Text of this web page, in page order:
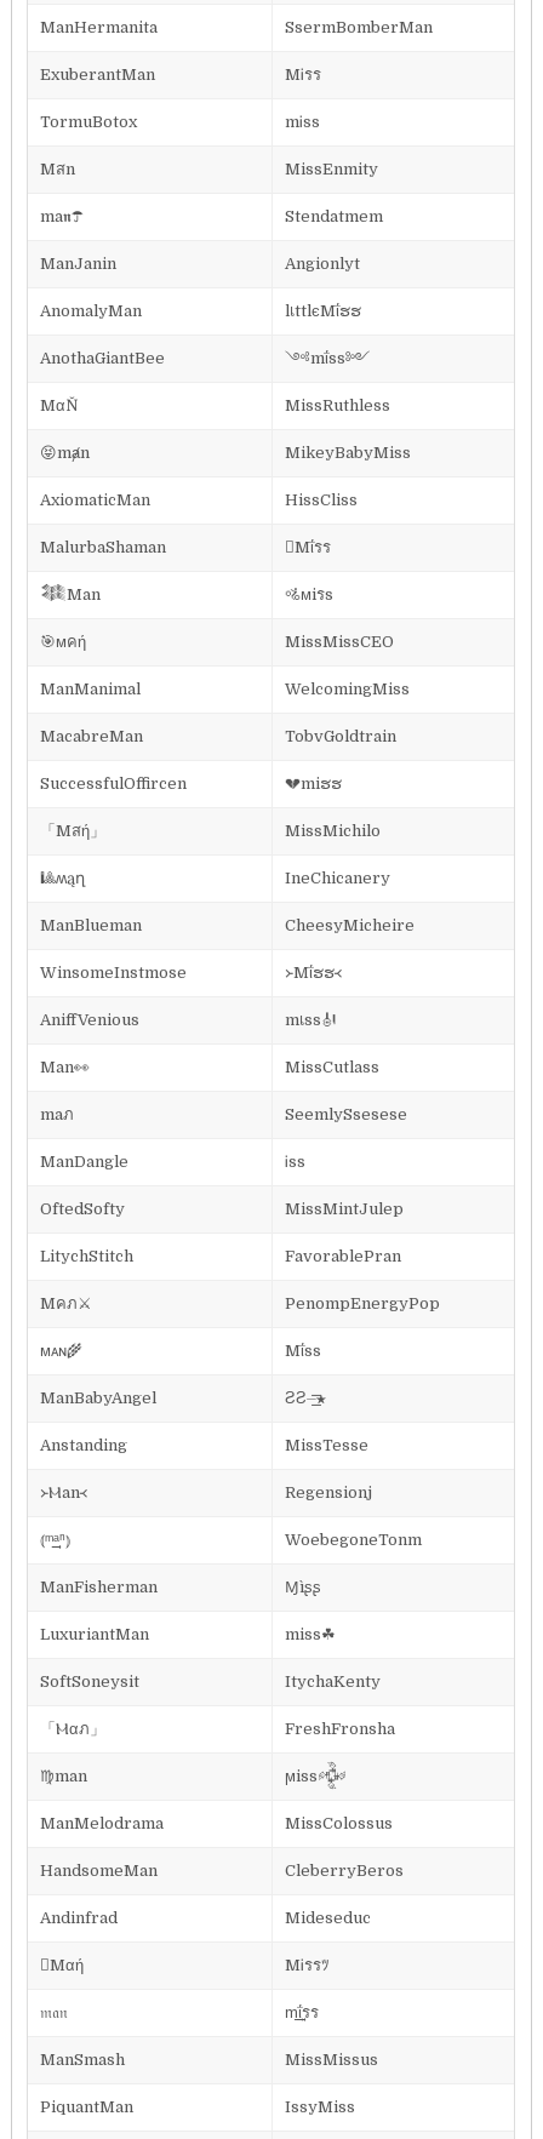
ManHermanita SsermBomberMan
ExuberantMan MᎥรร
TormuBotox mᎥss
Mสn MissEnmity
ma𝖓☂ Stendatmem
ManJanin Angionlyt
AnomalyMan lเttlєMΐຮຮ
AnothaGiantBee ༺mΐss༻
MαŇ MissRuthless
😝mⱥn MikeyBabyMiss
AxiomaticMan HissCliss
MalurbaShaman Mΐรร
𒈞Man 🚵ᴍiรs
🎯ᴍคή MissMissCEO
ManManimal WelcomingMiss
MacabreMan TobvGoldtrain
SuccessfulOffircen 💔miຮຮ
「Mสή」 MissMichilo
🎱ʍąղ IneChicanery
ManBlueman CheesyMicheire
WinsomeInstmose ᚛Mΐຮຮ᚜
AniffVenious mเss🎻
Man👀 MissCutlass
maภ SeemlySsesese
ManDangle Ꭵss
OftedSofty MissMintJulep
LitychStitch FavorablePran
Mคภ⚔ PenompEnergyPop
ᴍᴀɴ🌾 Mΐss
ManBabyAngel ƧƧ⏤͟͟͞͞★
Anstanding MissTesse
᚛Ⲙan᚜ Regensionj
⦅ᵐ͢͢͢ᵃⁿ⦆ WoebegoneTonm
ManFisherman Ɱìʂʂ
LuxuriantMan miss☘
SoftSoneysit ItychaKenty
「Ⲙαภ」 FreshFronsha
♍man ϻiss𒅒
ManMelodrama MissColossus
HandsomeMan CleberryBeros
Andinfrad Mideseduc
Mαή MᎥรรﾂ
𝔪𝔞𝔫 m͢͢͢ΐรร
ManSmash MissMissus
PiquantMan IssyMiss